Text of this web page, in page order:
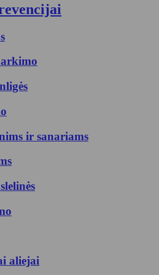
ir sanariams
aliejai